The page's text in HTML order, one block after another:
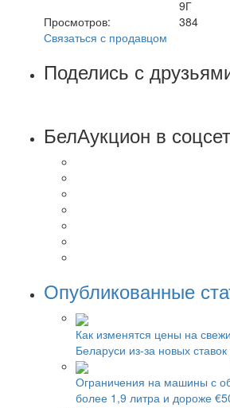
9Г
Просмотров:
384
Связаться с продавцом
Поделись с
БелАукцион в
Опубликованные
Как изменятся цены на
Беларуси из-за новых
Ограничения на машины с
более 1,9 литра и дороже